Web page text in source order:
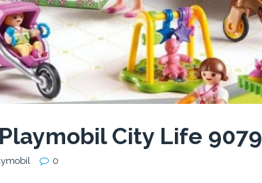
City Life 9079
0